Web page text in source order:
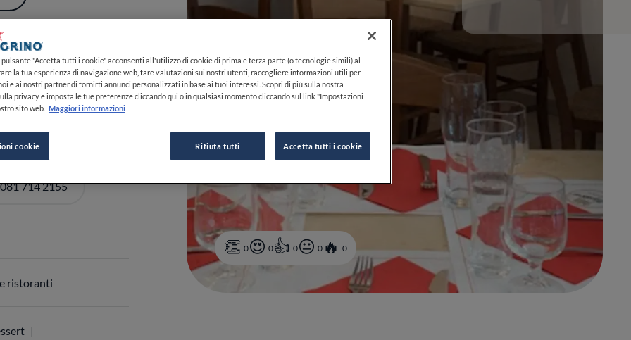
0 0 0 0 0
Italia
ORARI
714 2155
ristoranti
"Accetta tutti i cookie" acconsenti all'utilizzo di cookie di prima e terza parte (o tecnologie simili) al
la tua esperienza di navigazione web, fare valutazioni sui nostri utenti, raccogliere informazioni utili per
e ai nostri partner di fornirti annunci personalizzati in base ai tuoi interessi. Scopri di più sulla nostra
privacy e imposta le tue preferenze cliccando qui o in qualsiasi momento cliccando sul link "Impostazioni
sito web. Maggiori informazioni
cookie Rifiuta tutti Accetta tutti i cookie